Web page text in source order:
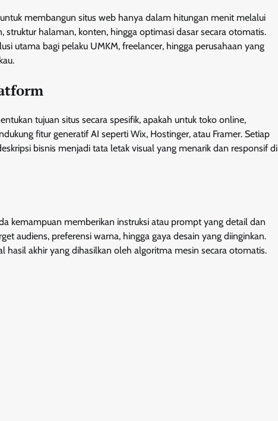
membangun situs web hanya dalam hitungan menit melalui
halaman, konten, hingga optimasi dasar secara otomatis.
utama bagi pelaku UMKM, freelancer, hingga perusahaan yang
tujuan situs secara spesifik, apakah untuk toko online,
fitur generatif AI seperti Wix, Hostinger, atau Framer. Setiap
bisnis menjadi tata letak visual yang menarik dan responsif di
kemampuan memberikan instruksi atau prompt yang detail dan
audiens, preferensi warna, hingga gaya desain yang diinginkan.
hasil akhir yang dihasilkan oleh algoritma mesin secara otomatis.